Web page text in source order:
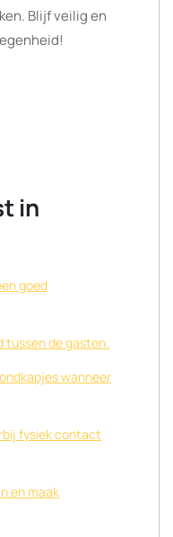
Blijf veilig en
in
goed
tussen de gasten.
wanneer
fysiek contact
en maak